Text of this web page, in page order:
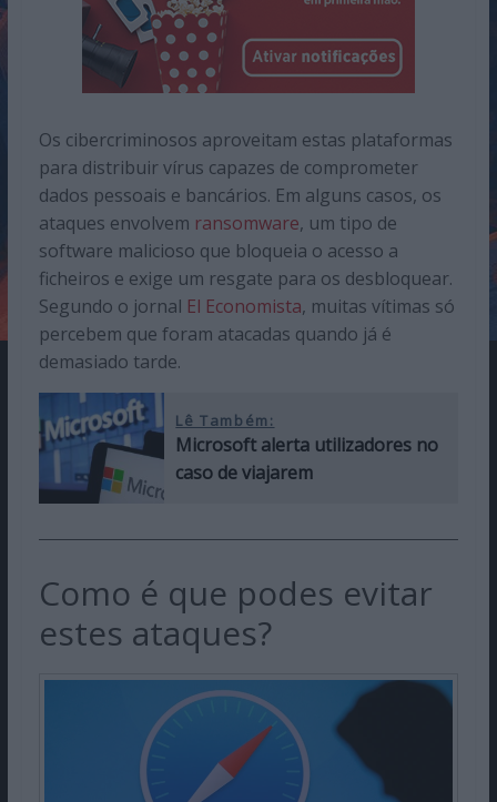
Os cibercriminosos aproveitam estas plataformas
para distribuir vírus capazes de comprometer
dados pessoais e bancários. Em alguns casos, os
ataques envolvem ransomware, um tipo de
software malicioso que bloqueia o acesso a
ficheiros e exige um resgate para os desbloquear.
Segundo o jornal El Economista, muitas vítimas só
percebem que foram atacadas quando já é
demasiado tarde.
Lê Também:
Microsoft alerta utilizadores no
caso de viajarem
Como é que podes evitar
estes ataques?